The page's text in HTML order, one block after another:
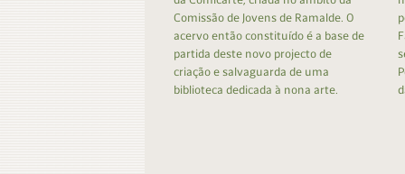
Comissão de Jovens de Ramalde. O
acervo então constituído é a base de
partida deste novo projecto de
criação e salvaguarda de uma
biblioteca dedicada à nona arte.